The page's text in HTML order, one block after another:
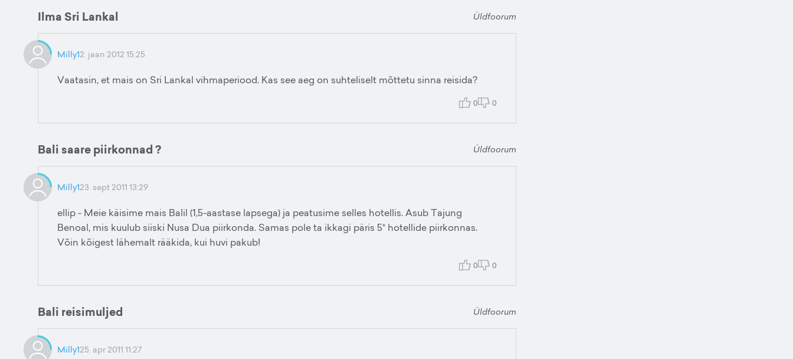
Ilma Sri Lankal Üldfoorum
Milly12. jaan 2012 15:25
Vaatasin, et mais on Sri Lankal vihmaperiood. Kas see aeg on suhteliselt mõttetu sinna reisida?
0 0
Bali saare piirkonnad ? Üldfoorum
Milly123. sept 2011 13:29
ellip - Meie käisime mais Balil (1,5-aastase lapsega) ja peatusime selles hotellis. Asub Tajung
Benoal, mis kuulub siiski Nusa Dua piirkonda. Samas pole ta ikkagi päris 5* hotellide piirkonnas.
Võin kõigest lähemalt rääkida, kui huvi pakub!
0 0
Bali reisimuljed Üldfoorum
Milly125. apr 2011 11:27